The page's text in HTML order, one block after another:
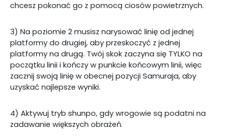
chcesz pokonać go z pomocą ciosów powietrznych.
3) Na poziomie 2 musisz narysować linię od jednej
platformy do drugiej, aby przeskoczyć z jednej
platformy na drugą. Twój skok zaczyna się TYLKO na
początku linii i kończy w punkcie końcowym linii, więc
zacznij swoją linię w obecnej pozycji Samuraja, aby
uzyskać najlepsze wyniki.
4) Aktywuj tryb shunpo, gdy wrogowie są podatni na
zadawanie większych obrażeń.